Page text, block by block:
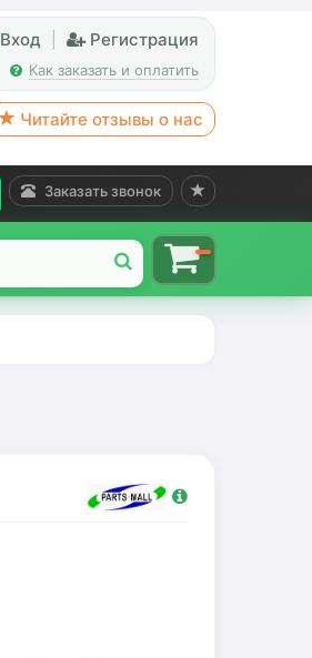
Вход Регистрация
Как заказать и оплатить
Читайте отзывы о нас
Заказать звонок